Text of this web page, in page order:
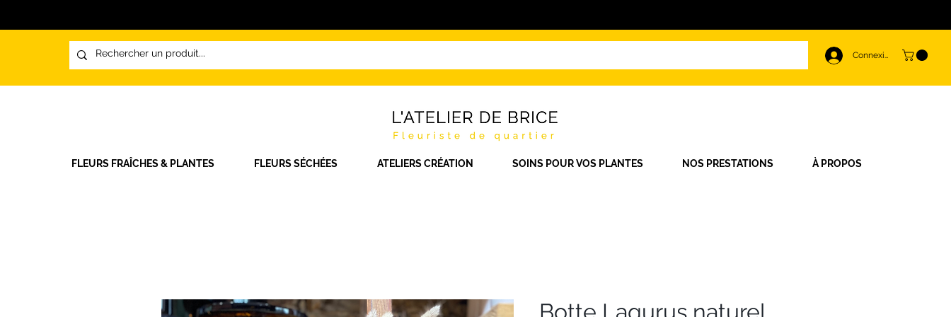
Connexion
FLEURS FRAÎCHES & PLANTES FLEURS SÉCHÉES ATELIERS CRÉATION SOINS POUR VOS PLANTES NOS PRESTATIONS À PROPOS